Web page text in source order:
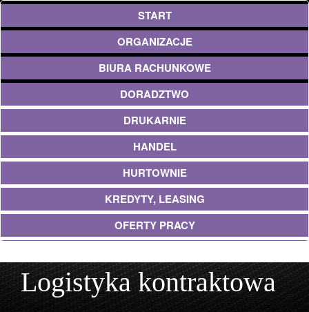
START
ORGANIZACJE
BIURA RACHUNKOWE
DORADZTWO
DRUKARNIE
HANDEL
HURTOWNIE
KREDYTY, LEASING
OFERTY PRACY
EKOLOGIA
ARCHITEKTURA
Logistyka kontraktowa